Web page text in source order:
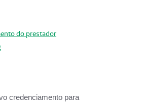
do prestador
credenciamento para